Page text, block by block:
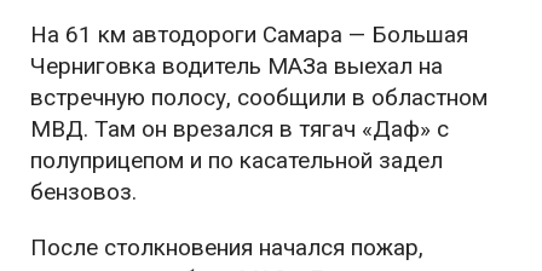
На 61 км автодороги Самара — Большая
Черниговка водитель МАЗа выехал на
встречную полосу, сообщили в областном
МВД. Там он врезался в тягач «Даф» с
полуприцепом и по касательной задел
бензовоз.
После столкновения начался пожар,